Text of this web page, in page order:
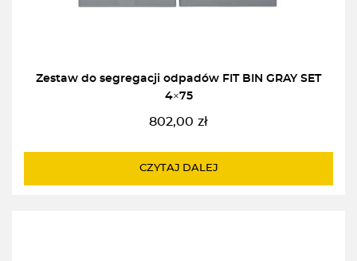
Zestaw do segregacji odpadów FIT BIN GRAY SET
4×75
802,00 zł
CZYTAJ DALEJ